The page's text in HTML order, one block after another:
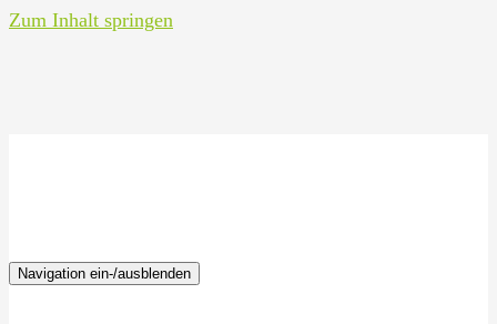
Zum Inhalt springen
Navigation ein-/ausblenden